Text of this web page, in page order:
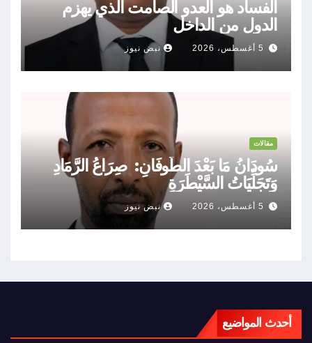
الفساد هو العدو الصامت الذي يهزم
الدول من الداخل
5 أغسطس، 2026 نبض نيوز
مقالات
سُودَانُ مَا بَعْدَ الطُّوفَانِ: صِرَاعُ الرَّمَادِ
وَتَجَلِّيَاتُ السَّيْطَرَةِ
5 أغسطس، 2026 نبض نيوز
أحدث المواضيع